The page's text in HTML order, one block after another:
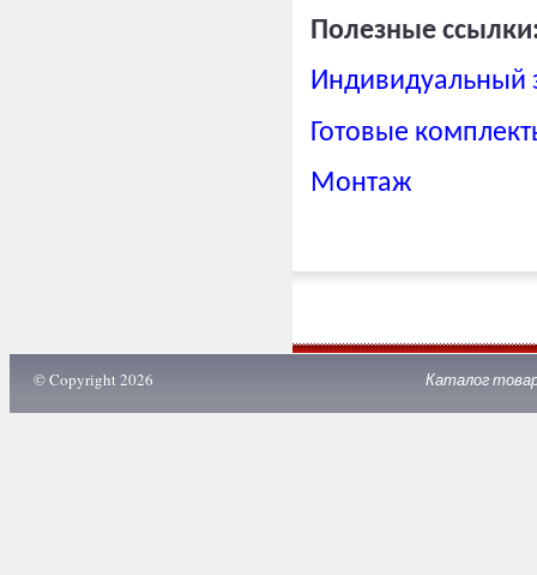
Полезные
Индивидуальный
Готовые
Монтаж
© Copyright 2026 Каталог